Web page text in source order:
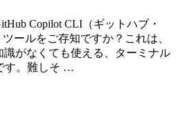
Copilot CLI（ギットハブ・
ールをご存知ですか？これは、
がなくても使える、ターミナル
す。難しそ …